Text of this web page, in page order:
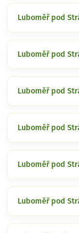
Luboměř pod
Luboměř pod
Luboměř pod
Luboměř pod
Luboměř pod
Luboměř pod